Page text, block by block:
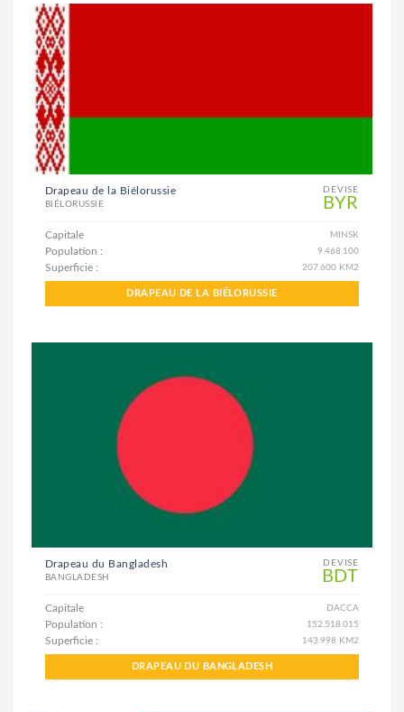
DEVISE
BYR
Drapeau de la Biélorussie
BIÉLORUSSIE
Capitale MINSK
Population : 9.468.100
Superficie : 207.600 KM2
DRAPEAU DE LA BIÉLORUSSIE
DEVISE
BDT
Drapeau du Bangladesh
BANGLADESH
Capitale DACCA
Population : 152.518.015
Superficie : 143.998 KM2
DRAPEAU DU BANGLADESH